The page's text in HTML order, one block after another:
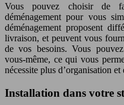
Vous pouvez choisir de
déménagement pour vous
déménagement proposent
livraison, et peuvent vous
de vos besoins. Vous
vous-même, ce qui vous
nécessite plus d’organisation
Installation dans votre